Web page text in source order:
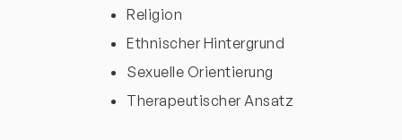
Religion
Ethnischer Hintergrund
Sexuelle Orientierung
Therapeutischer Ansatz